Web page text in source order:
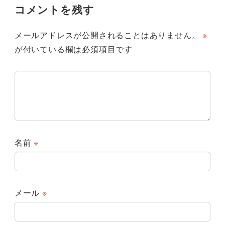
コメントを残す
メールアドレスが公開されることはありません。
※
が付いている欄は必須項目です
名前※
メール ※